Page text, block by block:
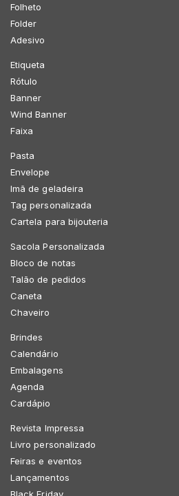
Folheto
Folder
Adesivo
Etiqueta
Rótulo
Banner
Wind Banner
Faixa
Pasta
Envelope
Imã de geladeira
Tag personalizada
Cartela para bijouteria
Sacola Personalizada
Bloco de notas
Talão de pedidos
Caneta
Chaveiro
Brindes
Calendário
Embalagens
Agenda
Cardápio
Revista Impressa
Livro personalizado
Feiras e eventos
Lançamentos
Black Friday